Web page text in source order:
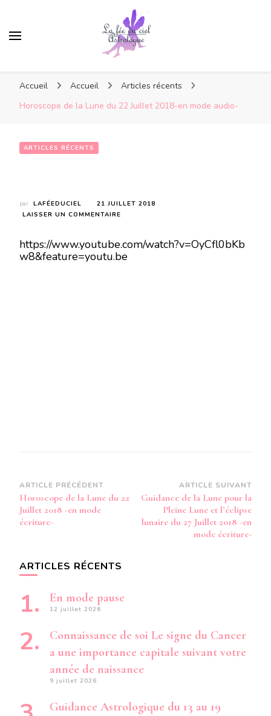
Accueil Accueil
Articles récents
Horoscope de la Lune du 22 Juillet 2018-en mode audio-
ARTICLES RÉCENTS
par LAFÉEDUCIEL
21 JUILLET 2018
LAISSER UN COMMENTAIRE
LA
LUNE
https://www.youtube.com/watch?v=OyCfl0bKb
w8&feature=youtu.be
Navigation
d’article
ARTICLE PRÉCÉDENT
Horoscope de la Lune du 22
Juillet 2018 -en mode
écriture-
ARTICLE SUIVANT
Guidance de la Lune pour la
Pleine Lune et l’éclipse
lunaire du 27 Juillet 2018 -en
mode écriture-
ARTICLES RÉCENTS
En mode pause
12 juillet 2026
Connaissance de soi Le signe du Cancer
a une importance capitale suivant votre
année de naissance
9 juillet 2026
Guidance Astrologique du 13 au 19